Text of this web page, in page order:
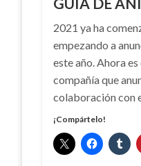
2021 ya ha
empezando a
este año. Ahora
compañía que
colaboración con
¡Compártelo!